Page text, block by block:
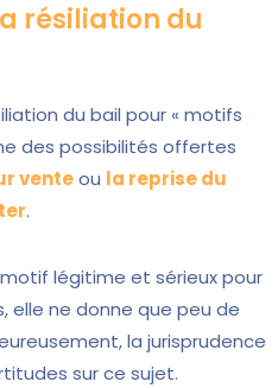
résiliation du
du bail pour « motifs
des possibilités offertes
venteou la reprise du
.
légitime et sérieux pour
elle ne donne que peu de
la jurisprudence
sur ce sujet.